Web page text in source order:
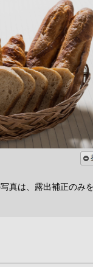
真は、露出補正のみ